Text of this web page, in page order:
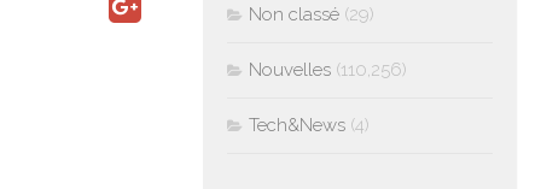
Non classé (29)
Nouvelles (110,256)
Tech&News (4)